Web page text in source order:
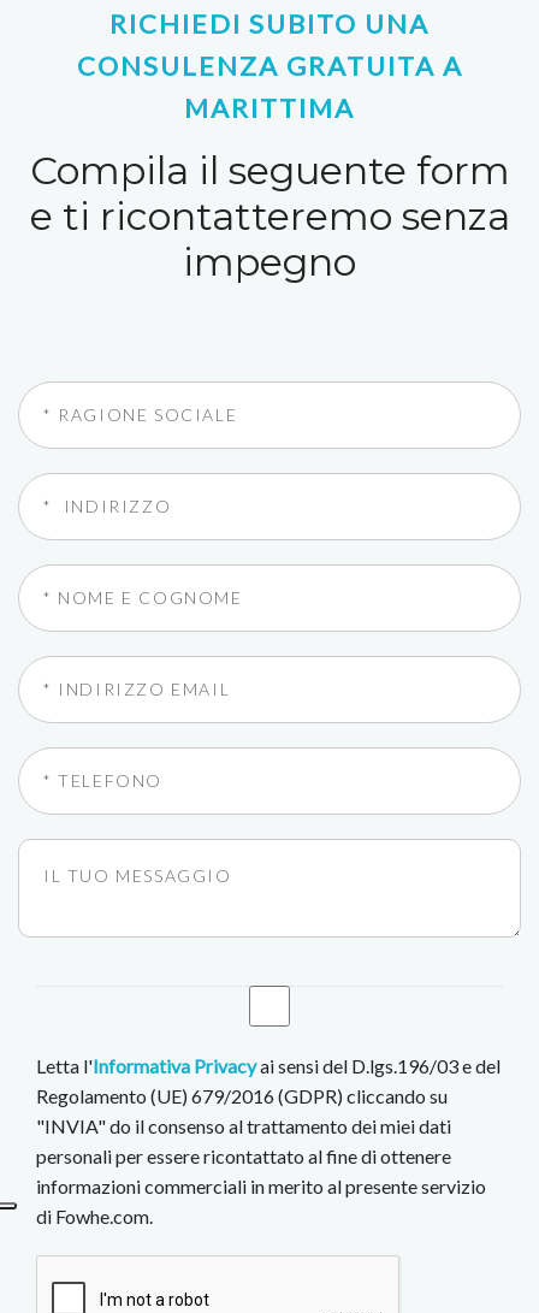
RICHIEDI SUBITO UNA
CONSULENZA GRATUITA A
MARITTIMA
Compila il seguente form
e ti ricontatteremo senza
impegno
Letta l'Informativa Privacyai sensi del D.lgs.196/03 e del
Regolamento (UE) 679/2016 (GDPR) cliccando su
"INVIA" do il consenso al trattamento dei miei dati
personali per essere ricontattato al fine di ottenere
informazioni commerciali in merito al presente servizio
di Fowhe.com.